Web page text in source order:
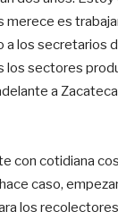
merece es
a los secretarios
los sectores
a
con cotidiana
caso,
los